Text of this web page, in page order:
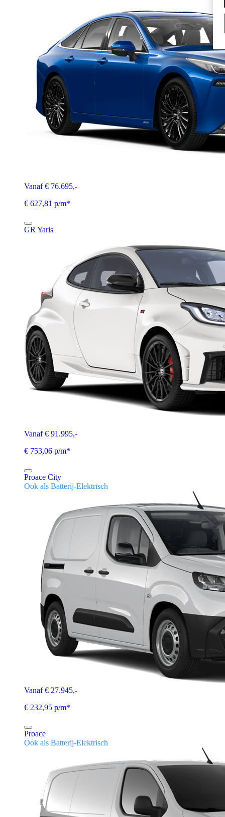
Vanaf € 76.695,-
€ 627,81 p/m*
GR Yaris
Vanaf € 91.995,-
€ 753,06 p/m*
Proace City
Ook als Batterij-Elektrisch
Vanaf € 27.945,-
€ 232,95 p/m*
Proace
Ook als Batterij-Elektrisch